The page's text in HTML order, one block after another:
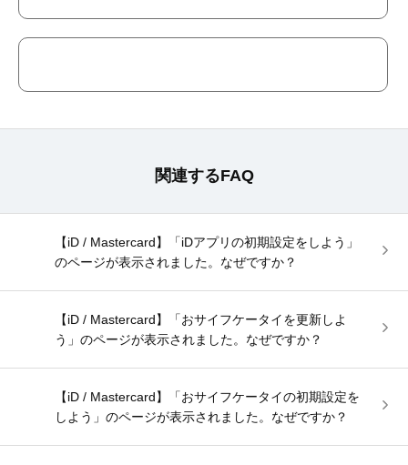
関連するFAQ
【iD / Mastercard】「iDアプリの初期設定をしよう」
のページが表示されました。なぜですか？
【iD / Mastercard】「おサイフケータイを更新しよ
う」のページが表示されました。なぜですか？
【iD / Mastercard】「おサイフケータイの初期設定を
しよう」のページが表示されました。なぜですか？